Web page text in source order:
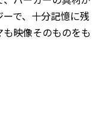
で、十分記憶に残
映像そのものをも